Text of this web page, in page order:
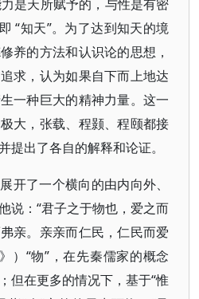
是天所赋予的，与性是有密
“知天”。为了达到知天的境
养的方法和认识论的思想，
求，认为如果自下而上地达
一种巨大的精神力量。这一
大，张载、程颢、程颐都接
提出了各自的解释和论证。
开了一个横向的由内向外、
说：“君子之于物也，爱之而
亲。亲亲而仁民，仁民而爱
）“物”，在先秦儒家的概念
但在更多的情况下，基于“惟